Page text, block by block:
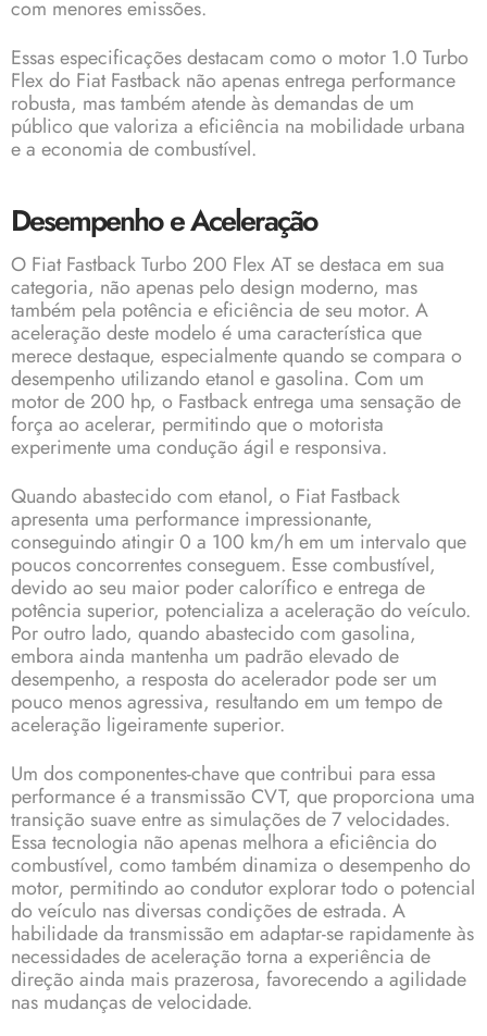
com menores emissões.
Essas especificações destacam como o motor 1.0 Turbo
Flex do Fiat Fastback não apenas entrega performance
robusta, mas também atende às demandas de um
público que valoriza a eficiência na mobilidade urbana
e a economia de combustível.
Desempenho e Aceleração
O Fiat Fastback Turbo 200 Flex AT se destaca em sua
categoria, não apenas pelo design moderno, mas
também pela potência e eficiência de seu motor. A
aceleração deste modelo é uma característica que
merece destaque, especialmente quando se compara o
desempenho utilizando etanol e gasolina. Com um
motor de 200 hp, o Fastback entrega uma sensação de
força ao acelerar, permitindo que o motorista
experimente uma condução ágil e responsiva.
Quando abastecido com etanol, o Fiat Fastback
apresenta uma performance impressionante,
conseguindo atingir 0 a 100 km/h em um intervalo que
poucos concorrentes conseguem. Esse combustível,
devido ao seu maior poder calorífico e entrega de
potência superior, potencializa a aceleração do veículo.
Por outro lado, quando abastecido com gasolina,
embora ainda mantenha um padrão elevado de
desempenho, a resposta do acelerador pode ser um
pouco menos agressiva, resultando em um tempo de
aceleração ligeiramente superior.
Um dos componentes-chave que contribui para essa
performance é a transmissão CVT, que proporciona uma
transição suave entre as simulações de 7 velocidades.
Essa tecnologia não apenas melhora a eficiência do
combustível, como também dinamiza o desempenho do
motor, permitindo ao condutor explorar todo o potencial
do veículo nas diversas condições de estrada. A
habilidade da transmissão em adaptar-se rapidamente às
necessidades de aceleração torna a experiência de
direção ainda mais prazerosa, favorecendo a agilidade
nas mudanças de velocidade.